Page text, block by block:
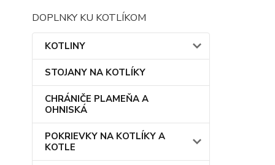
DOPLNKY KU KOTLÍKOM
KOTLINY
STOJANY NA KOTLÍKY
CHRÁNIČE PLAMEŇA A
OHNISKÁ
POKRIEVKY NA KOTLÍKY A
KOTLE